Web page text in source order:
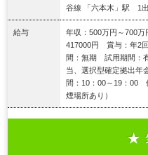
谷線 「六本木」駅 1
給与
年収：500万円～700
417000円 賞与：年2
間：無期 試用期間：
当、選択型確定拠出年
間：10：00～19：00
煙場所あり）